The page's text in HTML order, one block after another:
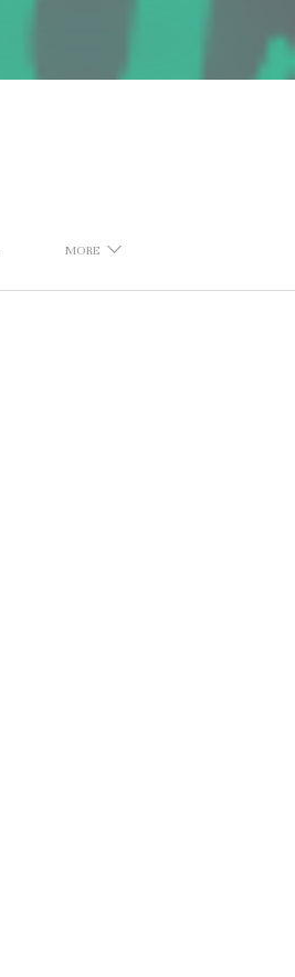
MORE